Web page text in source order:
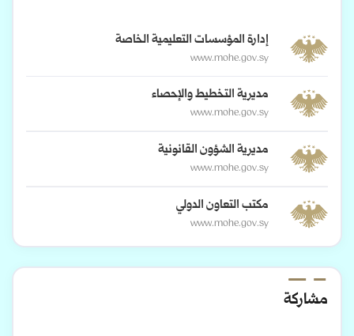
إدارة المؤسسات التعليمية الخاصة
www.mohe.gov.sy
مديرية التخطيط والإحصاء
www.mohe.gov.sy
مديرية الشؤون القانونية
www.mohe.gov.sy
مكتب التعاون الدولي
www.mohe.gov.sy
مشاركة